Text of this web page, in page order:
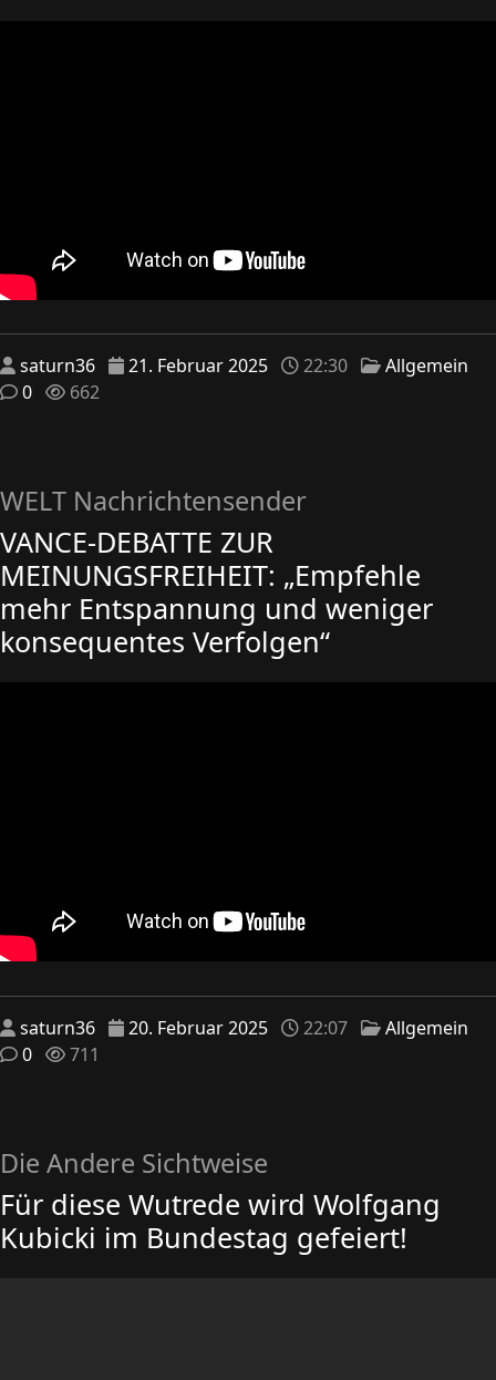
saturn36 21. Februar 2025 22:30
Allgemein
0
662
WELT Nachrichtensender
VANCE-DEBATTE ZUR
MEINUNGSFREIHEIT: „Empfehle
mehr Entspannung und weniger
konsequentes Verfolgen“
saturn36 20. Februar 2025 22:07
Allgemein
0
711
Die Andere Sichtweise
Für diese Wutrede wird Wolfgang
Kubicki im Bundestag gefeiert!